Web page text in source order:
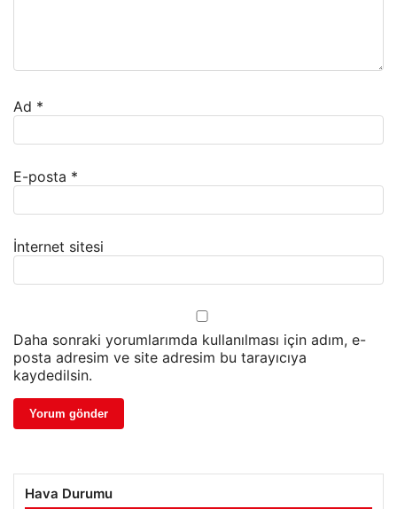
Ad *
E-posta *
İnternet sitesi
Daha sonraki yorumlarımda kullanılması için adım, e-
posta adresim ve site adresim bu tarayıcıya
kaydedilsin.
Hava Durumu